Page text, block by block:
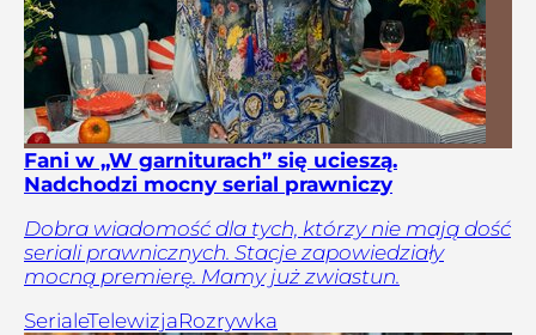
Fani w „W garniturach” się ucieszą.
Nadchodzi mocny serial prawniczy
Dobra wiadomość dla tych, którzy nie mają dość
seriali prawnicznych. Stacje zapowiedziały
mocną premierę. Mamy już zwiastun.
SerialeTelewizjaRozrywka